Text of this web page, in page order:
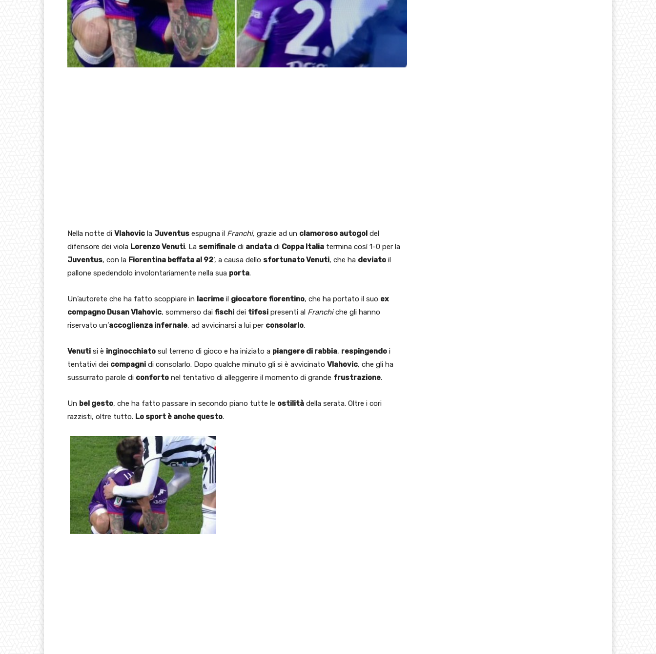
Nella notte di Vlahovic la Juventus espugna il Franchi, grazie ad un clamoroso autogol del
difensore dei viola Lorenzo Venuti. La semifinale di andata di Coppa Italia termina così 1-0 per la
Juventus, con la Fiorentina beffata al 92‘, a causa dello sfortunato Venuti, che ha deviato il
pallone spedendolo involontariamente nella sua porta.
Un’autorete che ha fatto scoppiare in lacrime il giocatore fiorentino, che ha portato il suo ex
compagno Dusan Vlahovic, sommerso dai fischi dei tifosi presenti al Franchiche gli hanno
riservato un’accoglienza infernale, ad avvicinarsi a lui per consolarlo.
Venuti si è inginocchiato sul terreno di gioco e ha iniziato a piangere di rabbia, respingendo i
tentativi dei compagni di consolarlo. Dopo qualche minuto gli si è avvicinato Vlahovic, che gli ha
sussurrato parole di conforto nel tentativo di alleggerire il momento di grande frustrazione.
Un bel gesto, che ha fatto passare in secondo piano tutte le ostilità della serata. Oltre i cori
razzisti, oltre tutto. Lo sport è anche questo.